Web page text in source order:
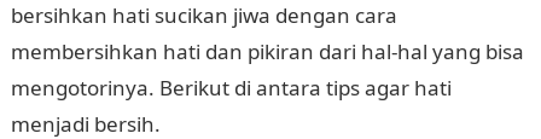
bersihkan hati sucikan jiwa dengan cara
membersihkan hati dan pikiran dari hal-hal yang bisa
mengotorinya. Berikut di antara tips agar hati
menjadi bersih.